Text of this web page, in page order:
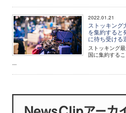
2022.01.21
ストッキング
を集約すると
に待ち受ける
ストッキング
国に集約するこ
...